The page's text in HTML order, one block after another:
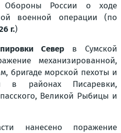
Обороны России о ходе
военной операции (по
г.)
Север в Сумской
механизированной,
бригаде морской пехоты и
в районах Писаревки,
Великой Рыбицы и
нанесено поражение